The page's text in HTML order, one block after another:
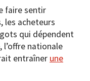
faire sentir
les acheteurs
qui dépendent
l’offre nationale
entraîner une